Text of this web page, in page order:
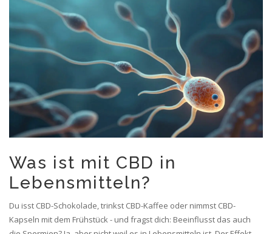
Was ist mit CBD in
Lebensmitteln?
Du isst CBD-Schokolade, trinkst CBD-Kaffee oder nimmst CBD-
Kapseln mit dem Frühstück - und fragst dich: Beeinflusst das auch